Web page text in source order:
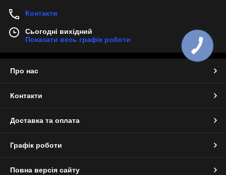
Контакти
Сьогодні вихідний
Показати весь графік роботи
Про нас
Контакти
Доставка та оплата
Графік роботи
Повна версія сайту